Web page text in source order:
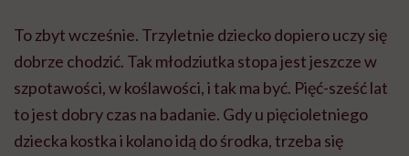
To zbyt wcześnie. Trzyletnie dziecko dopiero uczy się
dobrze chodzić. Tak młodziutka stopa jest jeszcze w
szpotawości, w koślawości, i tak ma być. Pięć-sześć lat
to jest dobry czas na badanie. Gdy u pięcioletniego
dziecka kostka i kolano idą do środka, trzeba się